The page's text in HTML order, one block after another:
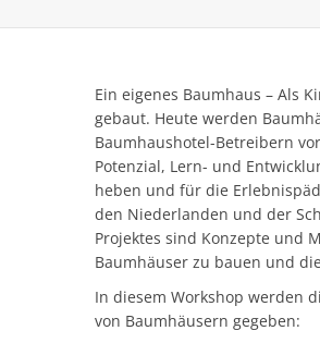
Ein eigenes Baumhaus – Als
gebaut. Heute werden
Baumhaushotel-Betreibern
Potenzial, Lern- und
heben und für die
den Niederlanden und der
Projektes sind Konzepte und
Baumhäuser zu bauen und
In diesem Workshop werden
von Baumhäusern gegeben: